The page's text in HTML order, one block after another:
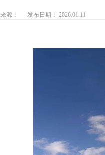
来源： 发布日期： 2026.01.11